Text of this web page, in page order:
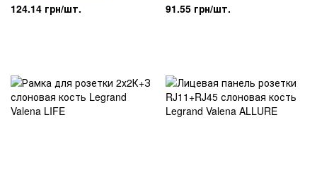
124.14 грн/шт. 91.55 грн/шт.